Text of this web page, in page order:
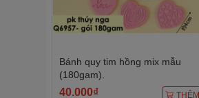
Bánh quy tim hồng mix mẫu
(180gam).
40.000₫ THÊM